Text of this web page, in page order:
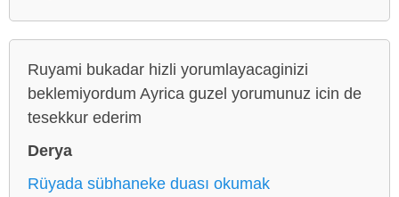
Ruyami bukadar hizli yorumlayacaginizi
beklemiyordum Ayrica guzel yorumunuz icin de
tesekkur ederim
Derya
Rüyada sübhaneke duası okumak